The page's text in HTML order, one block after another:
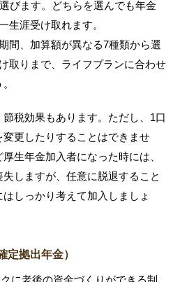
びます。どちらを選んでも年金
生涯受け取れます。
間、加算額が異なる7種類から選
取りまで、ライフプランに合わせ
税効果もあります。ただし、1口
更したりすることはできませ
生年金加入者になった時には、
しますが、任意に脱退すること
しっかり考えて加入しましょ
拠出年金）
に老後の資金づくりができる制